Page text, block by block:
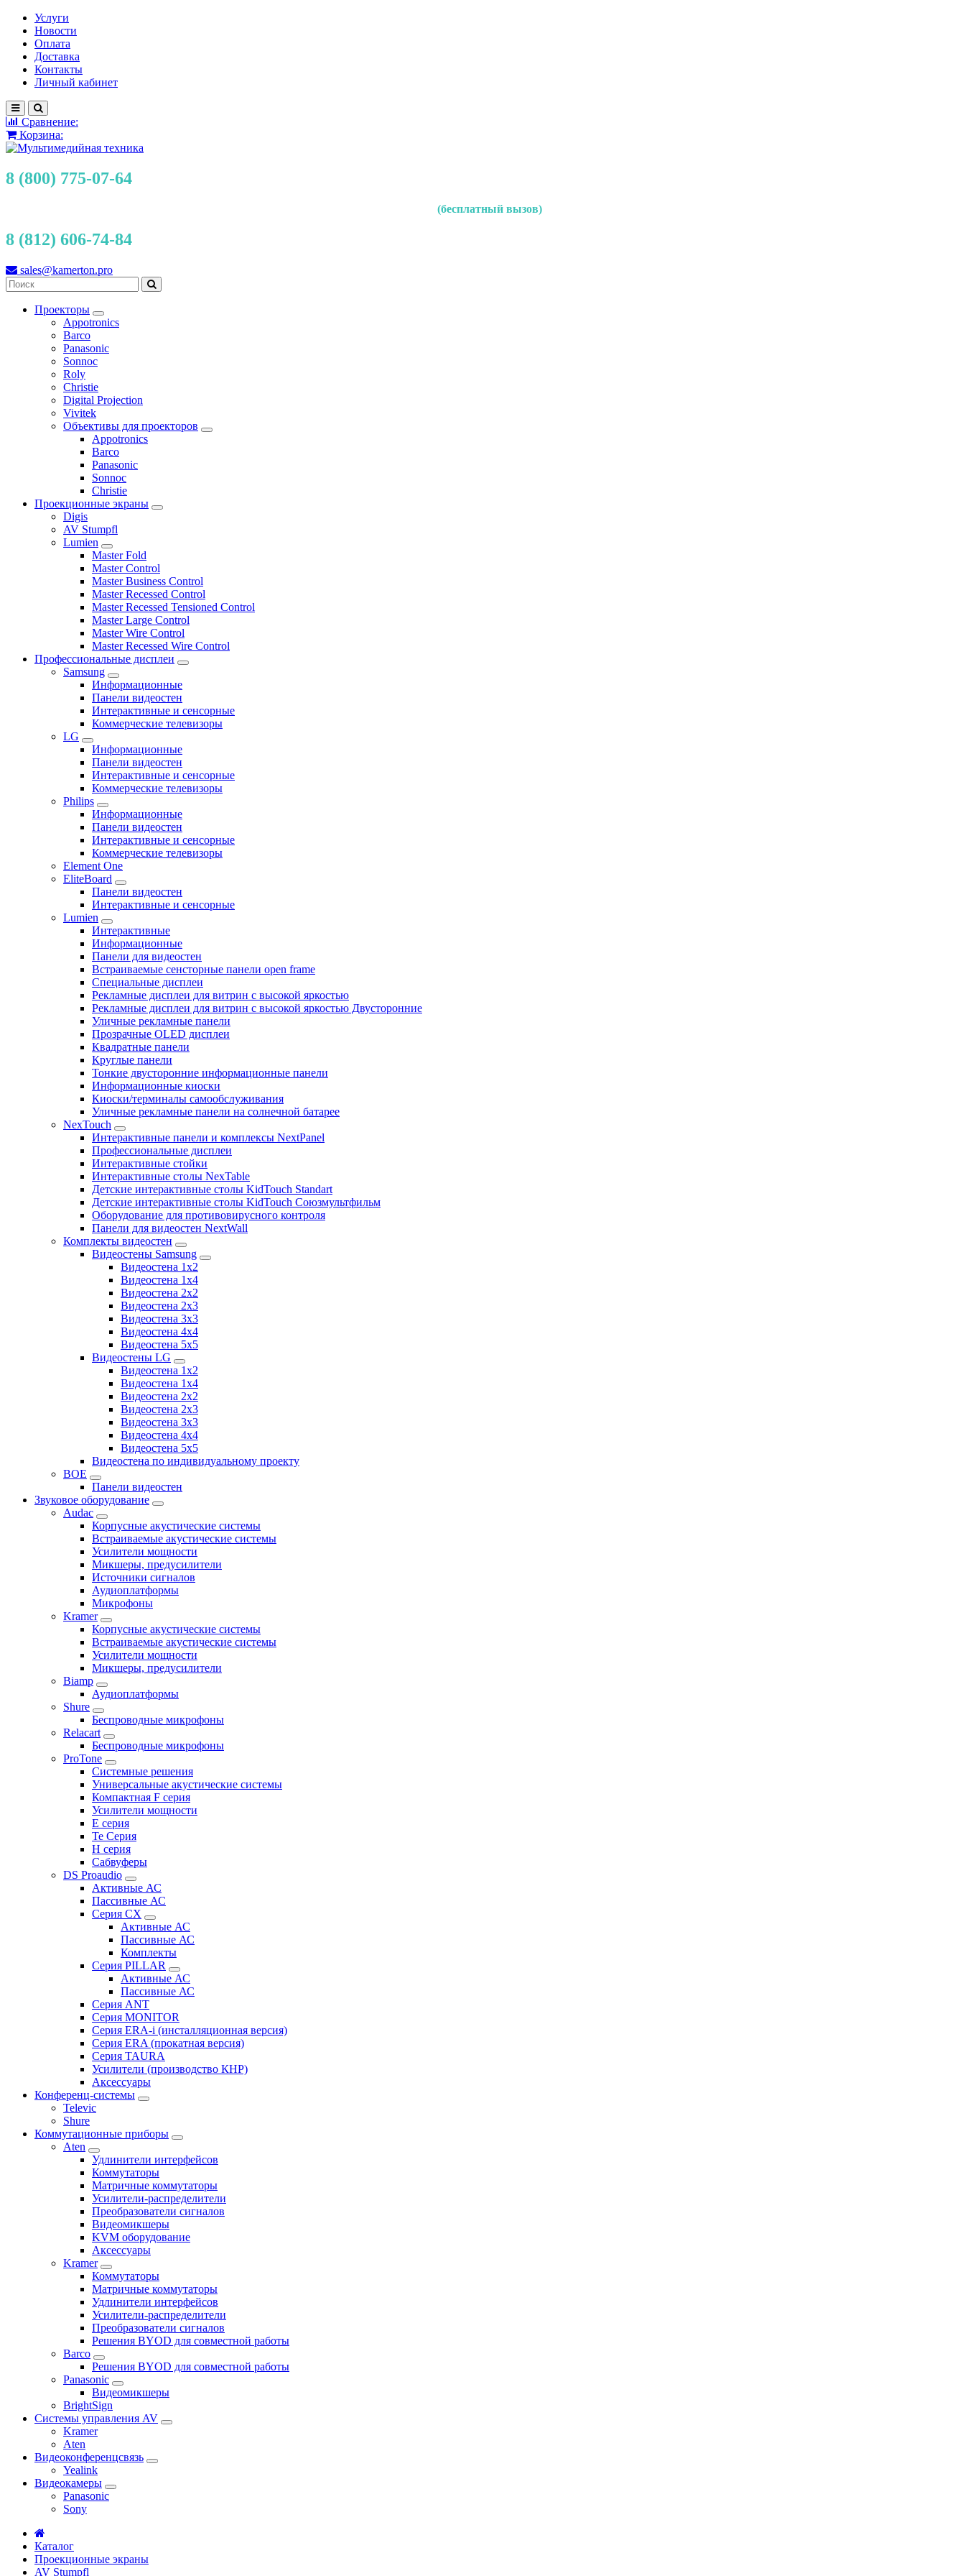
Услуги
Новости
Оплата
Доставка
Контакты
Личный кабинет
Сравнение:
Корзина:
8 (800) 775-07-64
(бесплатный вызов)
8 (812) 606-74-84
sales@kamerton.pro
Проекторы
Appotronics
Barco
Panasonic
Sonnoc
Roly
Christie
Digital Projection
Vivitek
Объективы для проекторов
Appotronics
Barco
Panasonic
Sonnoc
Сhristie
Проекционные экраны
Digis
AV Stumpfl
Lumien
Master Fold
Master Control
Master Business Control
Master Recessed Control
Master Recessed Tensioned Control
Master Large Control
Master Wire Control
Master Recessed Wire Control
Профессиональные дисплеи
Samsung
Информационные
Панели видеостен
Интерактивные и сенсорные
Коммерческие телевизоры
LG
Информационные
Панели видеостен
Интерактивные и сенсорные
Коммерческие телевизоры
Philips
Информационные
Панели видеостен
Интерактивные и сенсорные
Коммерческие телевизоры
Element One
EliteBoard
Панели видеостен
Интерактивные и сенсорные
Lumien
Интерактивные
Информационные
Панели для видеостен
Встраиваемые сенсторные панели open frame
Специальные дисплеи
Рекламные дисплеи для витрин с высокой яркостью
Рекламные дисплеи для витрин с высокой яркостью Двусторонние
Уличные рекламные панели
Прозрачные OLED дисплеи
Квадратные панели
Круглые панели
Тонкие двусторонние информационные панели
Информационные киоски
Киоски/терминалы самообслуживания
Уличные рекламные панели на солнечной батарее
NexTouch
Интерактивные панели и комплексы NextPanel
Профессиональные дисплеи
Интерактивные стойки
Интерактивные столы NexTable
Детские интерактивные столы KidTouch Standart
Детские интерактивные столы KidTouch Союзмультфильм
Оборудование для противовирусного контроля
Панели для видеостен NextWall
Комплекты видеостен
Видеостены Samsung
Видеостена 1x2
Видеостена 1x4
Видеостена 2x2
Видеостена 2х3
Видеостена 3x3
Видеостена 4x4
Видеостена 5x5
Видеостены LG
Видеостена 1x2
Видеостена 1x4
Видеостена 2x2
Видеостена 2x3
Видеостена 3x3
Видеостена 4x4
Видеостена 5x5
Видеостена по индивидуальному проекту
BOE
Панели видеостен
Звуковое оборудование
Audac
Корпусные акустические системы
Встраиваемые акустические системы
Усилители мощности
Микшеры, предусилители
Источники сигналов
Аудиоплатформы
Микрофоны
Kramer
Корпусные акустические системы
Встраиваемые акустические системы
Усилители мощности
Микшеры, предусилители
Biamp
Аудиоплатформы
Shure
Беспроводные микрофоны
Relacart
Беспроводные микрофоны
ProTone
Системные решения
Универсальные акустические системы
Компактная F серия
Усилители мощности
E серия
Te Серия
H серия
Сабвуферы
DS Proaudio
Активные АС
Пассивные АС
Серия CX
Активные АС
Пассивные АС
Комплекты
Серия PILLAR
Активные АС
Пассивные АС
Серия ANT
Серия MONITOR
Серия ERA-i (инсталляционная версия)
Серия ERA (прокатная версия)
Серия TAURA
Усилители (производство КНР)
Аксессуары
Конференц-системы
Televic
Shure
Коммутационные приборы
Aten
Удлинители интерфейсов
Коммутаторы
Матричные коммутаторы
Усилители-распределители
Преобразователи сигналов
Видеомикшеры
KVM оборудование
Аксессуары
Kramer
Коммутаторы
Матричные коммутаторы
Удлинители интерфейсов
Усилители-распределители
Преобразователи сигналов
Решения BYOD для совместной работы
Barco
Решения BYOD для совместной работы
Panasonic
Видеомикшеры
BrightSign
Системы управления AV
Kramer
Aten
Видеоконференцсвязь
Yealink
Видеокамеры
Panasonic
Sony
Каталог
Проекционные экраны
AV Stumpfl